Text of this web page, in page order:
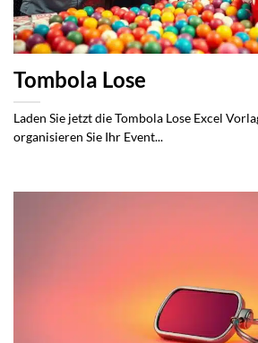
Tombola Lose
Laden Sie jetzt die Tombola Lose Excel
organisieren Sie Ihr Event...